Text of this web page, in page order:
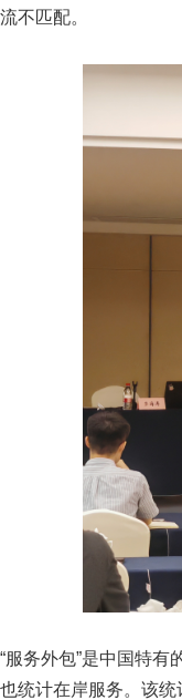
流不匹配。
“服务外包”是中国特
也统计在岸服务。该